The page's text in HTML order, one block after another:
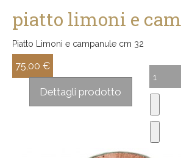
piatto limoni e
Piatto Limoni e campanule cm 32
75,00 €
Dettagli prodotto